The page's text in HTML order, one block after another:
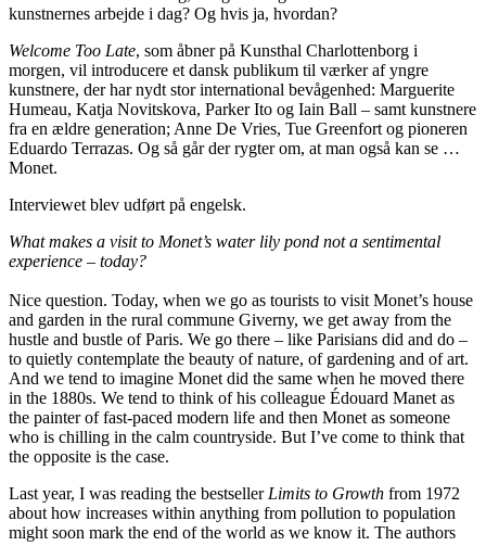
kunstnernes arbejde i dag? Og hvis ja, hvordan?
Welcome Too Late, som åbner på Kunsthal Charlottenborg i
morgen, vil introducere et dansk publikum til værker af yngre
kunstnere, der har nydt stor international bevågenhed: Marguerite
Humeau, Katja Novitskova, Parker Ito og Iain Ball – samt kunstnere
fra en ældre generation; Anne De Vries, Tue Greenfort og pioneren
Eduardo Terrazas. Og så går der rygter om, at man også kan se …
Monet.
Interviewet blev udført på engelsk.
What makes a visit to Monet’s water lily pond not a sentimental
experience – today?
Nice question. Today, when we go as tourists to visit Monet’s house
and garden in the rural commune Giverny, we get away from the
hustle and bustle of Paris. We go there – like Parisians did and do –
to quietly contemplate the beauty of nature, of gardening and of art.
And we tend to imagine Monet did the same when he moved there
in the 1880s. We tend to think of his colleague Édouard Manet as
the painter of fast-paced modern life and then Monet as someone
who is chilling in the calm countryside. But I’ve come to think that
the opposite is the case.
Last year, I was reading the bestseller Limits to Growth from 1972
about how increases within anything from pollution to population
might soon mark the end of the world as we know it. The authors